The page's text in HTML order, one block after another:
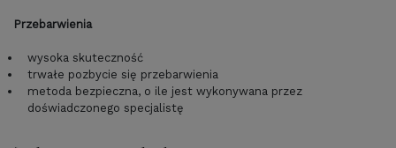
Przebarwienia
wysoka skuteczność
trwałe pozbycie się przebarwienia
metoda bezpieczna, o ile jest wykonywana przez
doświadczonego specjalistę